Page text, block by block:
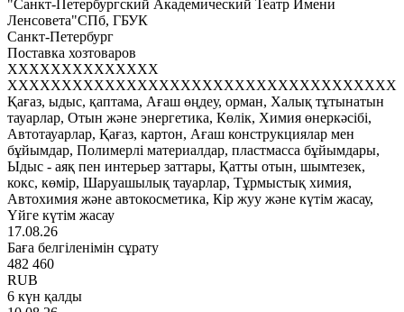
"Санкт-Петербургский Академический Театр Имени
Ленсовета"СПб, ГБУК
Санкт-Петербург
Поставка хозтоваров
XXXXXXXXXXXXXX
XXXXXXXXXXXXXXXXXXXXXXXXXXXXXXXXXXXX
Қағаз, ыдыс, қаптама, Ағаш өңдеу, орман, Халық тұтынатын
тауарлар, Отын және энергетика, Көлік, Химия өнеркәсібі,
Автотауарлар, Қағаз, картон, Ағаш конструкциялар мен
бұйымдар, Полимерлі материалдар, пластмасса бұйымдары,
Ыдыс - аяқ пен интерьер заттары, Қатты отын, шымтезек,
кокс, көмір, Шаруашылық тауарлар, Тұрмыстық химия,
Автохимия және автокосметика, Кір жуу және күтім жасау,
Үйге күтім жасау
17.08.26
Баға белгіленімін сұрату
482 460
RUB
6 күн қалды